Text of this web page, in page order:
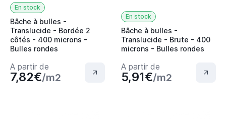
En stock
Bâche à bulles -
Translucide - Bordée 2
côtés - 400 microns -
Bulles rondes
A partir de
7,82€/m2
En stock
Bâche à bulles -
Translucide - Brute - 400
microns - Bulles rondes
A partir de
5,91€/m2